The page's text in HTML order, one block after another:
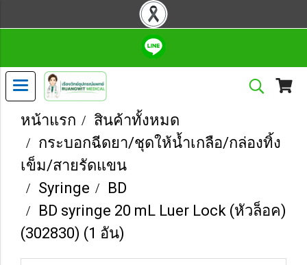
หน้าแรก
สินค้าทั้งหมด
กระบอกฉีดยา/ชุดให้น้ำเกลือ/กล่องทิ้ง
เข็ม/สายรัดแขน
Syringe
BD
BD syringe 20 mL Luer Lock (หัวล็อค)
(302830) (1 อัน)